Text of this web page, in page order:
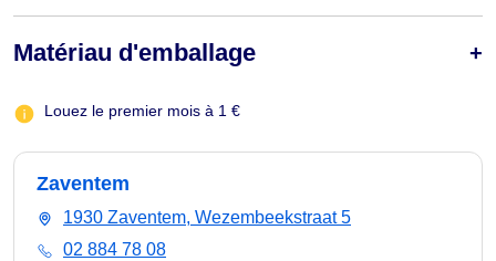
Matériau d'emballage
Louez le premier mois à 1 €
Zaventem
1930 Zaventem, Wezembeekstraat 5
02 884 78 08